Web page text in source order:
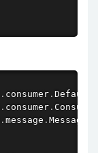
. consumer .
. consumer .
. message .